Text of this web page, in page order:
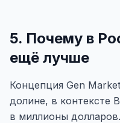
5. Почему в
ещё лучше
Концепция Gen
долине, в контексте
в миллионы